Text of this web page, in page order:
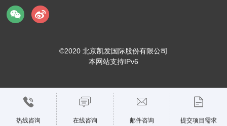
©2020 北京凯发国际股份有限公司
本网站支持IPv6
热线咨询 在线咨询 邮件咨询 提交项目需求